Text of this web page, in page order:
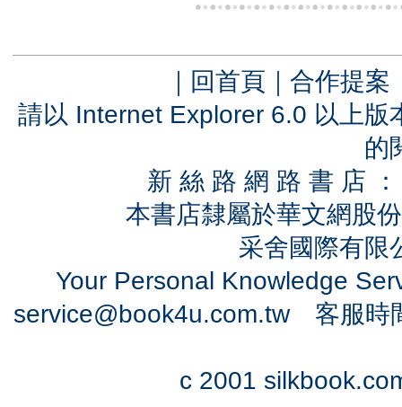
｜ 回首頁 ｜ 合作提案
請以 Internet Explorer 6.0 以上
的
新 絲 路 網 路 書 店
本書店隸屬於華文網股
采舍國際有
Your Personal Knowledge
service@book4u.com.tw客服時
c 2001